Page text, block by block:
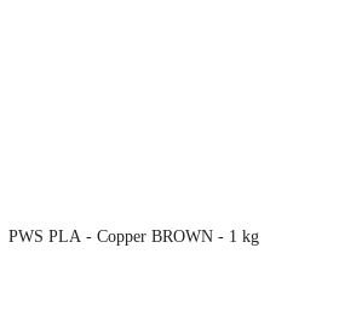
PWS PLA - Copper BROWN - 1 kg